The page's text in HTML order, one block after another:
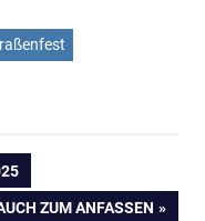
ZUM ANFASSEN